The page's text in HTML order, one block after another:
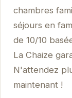
chambres
séjours en
de 10/10
La Chaize
N'attendez
maintenant !